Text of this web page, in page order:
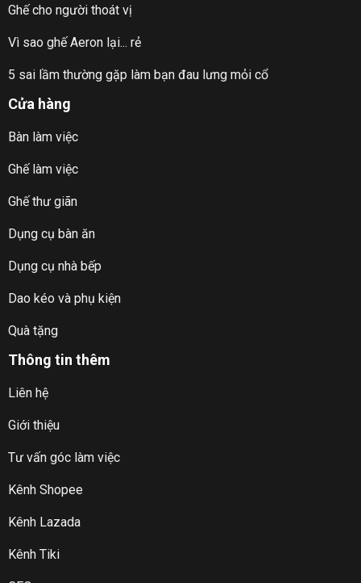
Ghế cho người thoát vị
Vì sao ghế Aeron lại... rẻ
5 sai lầm thường gặp làm bạn đau lưng mỏi cổ
Cửa hàng
Bàn làm việc
Ghế làm việc
Ghế thư giãn
Dụng cụ bàn ăn
Dụng cụ nhà bếp
Dao kéo và phụ kiện
Quà tặng
Thông tin thêm
Liên hệ
Giới thiệu
Tư vấn góc làm việc
Kênh Shopee
Kênh Lazada
Kênh Tiki